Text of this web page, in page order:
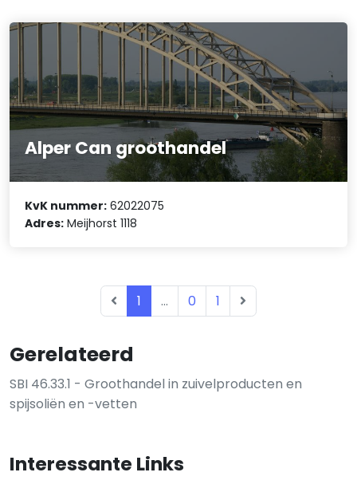
Gerelateerd
SBI 46.33.1 - Groothandel in zuivelproducten en
spijsoliën en -vetten
Interessante Links
Alper Can groothandel
KvK nummer: 62022075
Adres: Meijhorst 1118
1 ... 0 1